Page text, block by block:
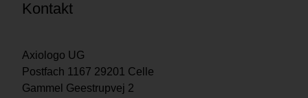
Kontakt
Axiologo UG
Postfach 1167 29201 Celle
Gammel Geestrupvej 2